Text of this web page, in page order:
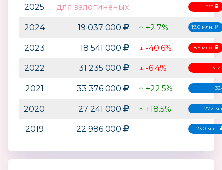
2025 для залогиненых ***
2024 19 037 000 ↑ +2.7% 19.0 млн.
2023 18 541 000 ↓ -40.6% 18.5 млн.
2022 31 235 000 ↓ -6.4%
2021 33 376 000 ↑ +22.5%
2020 27 241 000 ↑ +18.5% 27.2
2019 22 986 000 23.0 млн.